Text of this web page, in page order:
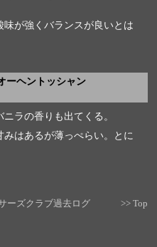
が強くバランスが良いとは
ーヘントッシャン
ラの香りも出てくる。
はあるが薄っぺらい。とに
ーズクラブ過去ログ >> Top